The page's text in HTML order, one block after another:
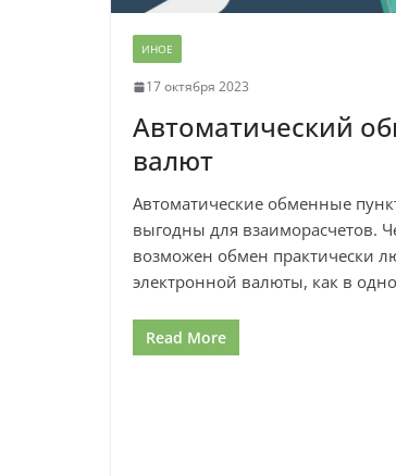
ИНОЕ
17 октября 2023
Автоматический
валют
Автоматические обменные
выгодны для взаиморасчетов.
возможен обмен практически
электронной валюты, как в
Read More